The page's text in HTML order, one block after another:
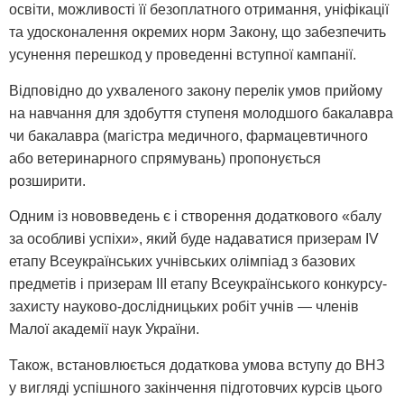
освіти, можливості її безоплатного отримання, уніфікації
та удосконалення окремих норм Закону, що забезпечить
усунення перешкод у проведенні вступної кампанії.
Відповідно до ухваленого закону перелік умов прийому
на навчання для здобуття ступеня молодшого бакалавра
чи бакалавра (магістра медичного, фармацевтичного
або ветеринарного спрямувань) пропонується
розширити.
Одним із нововведень є і створення додаткового «балу
за особливі успіхи», який буде надаватися призерам IV
етапу Всеукраїнських учнівських олімпіад з базових
предметів і призерам III етапу Всеукраїнського конкурсу-
захисту науково-дослідницьких робіт учнів — членів
Малої академії наук України.
Також, встановлюється додаткова умова вступу до ВНЗ
у вигляді успішного закінчення підготовчих курсів цього